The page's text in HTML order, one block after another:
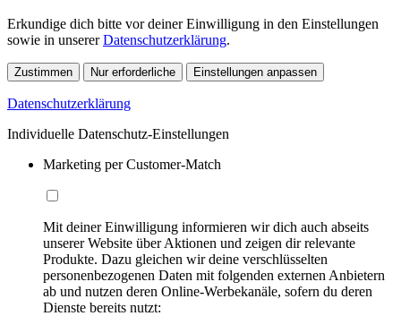
Erkundige dich bitte vor deiner Einwilligung in den Einstellungen
sowie in unsererDatenschutzerklärung.
Zustimmen Nur erforderliche Einstellungen anpassen
Datenschutzerklärung
Individuelle Datenschutz-Einstellungen
Marketing per Customer-Match
Mit deiner Einwilligung informieren wir dich auch abseits
unserer Website über Aktionen und zeigen dir relevante
Produkte. Dazu gleichen wir deine verschlüsselten
personenbezogenen Daten mit folgenden externen Anbietern
ab und nutzen deren Online-Werbekanäle, sofern du deren
Dienste bereits nutzt: